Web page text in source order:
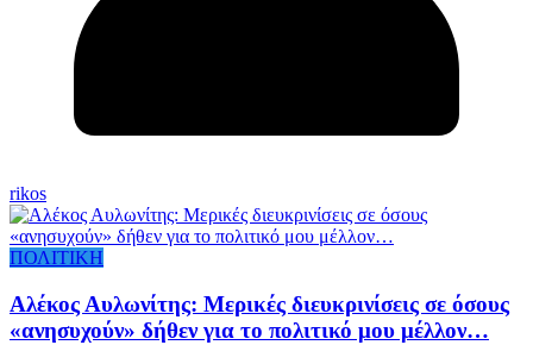
rikos
ΠΟΛΙΤΙΚΗ
Αλέκος Αυλωνίτης: Μερικές διευκρινίσεις σε όσους
«ανησυχούν» δήθεν για το πολιτικό μου μέλλον…